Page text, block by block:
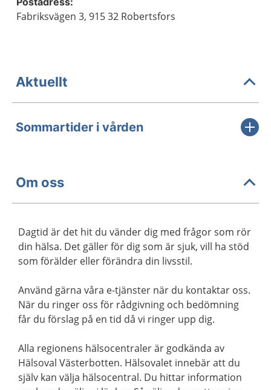
Fabriksvägen 3, 915 32 Robertsfors
Aktuellt
Sommartider i vården
Om oss
Dagtid är det hit du vänder dig med frågor som rör
din hälsa. Det gäller för dig som är sjuk, vill ha stöd
som förälder eller förändra din livsstil.
Använd gärna våra e-tjänster när du kontaktar oss.
När du ringer oss för rådgivning och bedömning
får du förslag på en tid då vi ringer upp dig.
Alla regionens hälsocentraler är godkända av
Hälsoval Västerbotten. Hälsovalet innebär att du
själv kan välja hälsocentral. Du hittar information